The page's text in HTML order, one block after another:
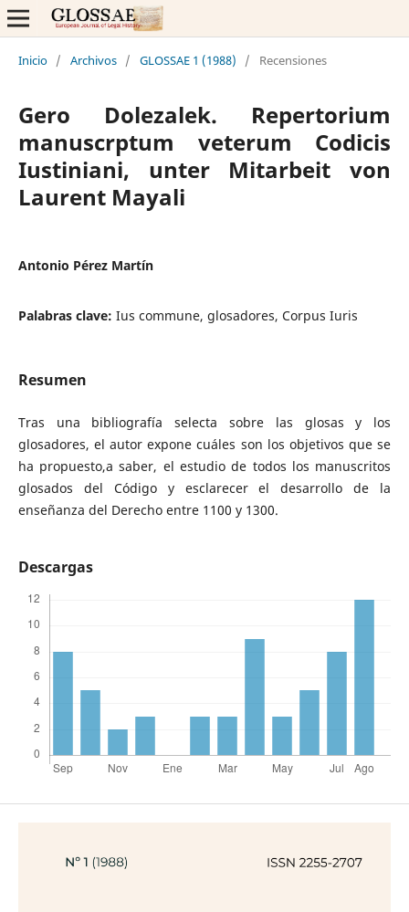
Inicio / Archivos / GLOSSAE 1 (1988) / Recensiones
Gero Dolezalek. Repertorium
manuscrptum veterum Codicis
Iustiniani, unter Mitarbeit von
Laurent Mayali
Antonio Pérez Martín
Palabras clave: Ius commune, glosadores, Corpus Iuris
Resumen
Tras una bibliografía selecta sobre las glosas y los
glosadores, el autor expone cuáles son los objetivos que se
ha propuesto,a saber, el estudio de todos los manuscritos
glosados del Código y esclarecer el desarrollo de la
enseñanza del Derecho entre 1100 y 1300.
Descargas